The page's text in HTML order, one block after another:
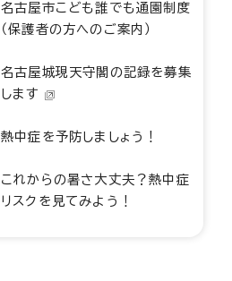
名古屋市こども誰でも通園制度
（保護者の方へのご案内）
名古屋城現天守閣の記録を募集
します
熱中症を予防しましょう！
これからの暑さ大丈夫？熱中症
リスクを見てみよう！